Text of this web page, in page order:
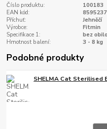
Číslo produktu:
100183
EAN kód:
Příchuť:
Jehněčí
Výrobce:
Fitmin
Specifikace 1:
bez
Hmotnost balení:
3 - 8 kg
Podobné produkty
SHELMA Cat Sterilised